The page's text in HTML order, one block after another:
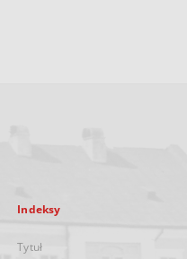
Indeksy
Tytuł